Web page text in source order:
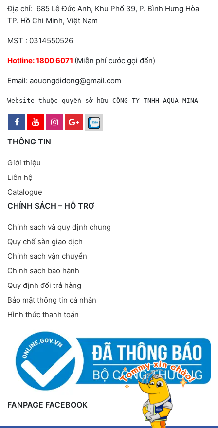
Địa chỉ: 685 Lê Đức Anh, Khu Phố 39, P. Bình Hưng Hòa,
TP. Hồ Chí Minh, Việt Nam
MST : 0314550526
Hotline:1800 6071 (Miễn phí cước gọi đến)
Email: aouongdidong@gmail.com
Website thuộc quyền sở hữu CÔNG TY TNHH AQUA MINA
THÔNG TIN
Giới thiệu
Liên hệ
Catalogue
CHÍNH SÁCH – HỖ TRỢ
Chính sách và quy định chung
Quy chế sàn giao dịch
Chính sách vận chuyển
Chính sách bảo hành
Quy định đổi trả hàng
Bảo mật thông tin cá nhân
Hình thức thanh toán
FANPAGE FACEBOOK